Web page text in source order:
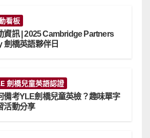
看板
資訊 | 2025 Cambridge Partners
劍橋英語夥伴日
劍橋兒童英語認證
備考YLE劍橋兒童英檢？趣味單字
活動分享